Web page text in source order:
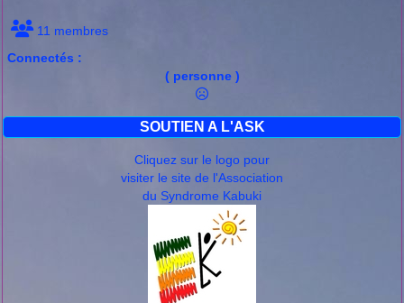
11 membres
Connectés :
( personne )
SOUTIEN A L'ASK
Cliquez sur le logo pour
visiter le site de l'Association
du Syndrome Kabuki